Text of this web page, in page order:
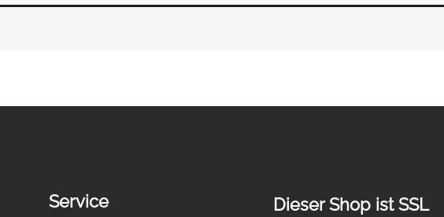
Service
Dieser Shop ist SSL